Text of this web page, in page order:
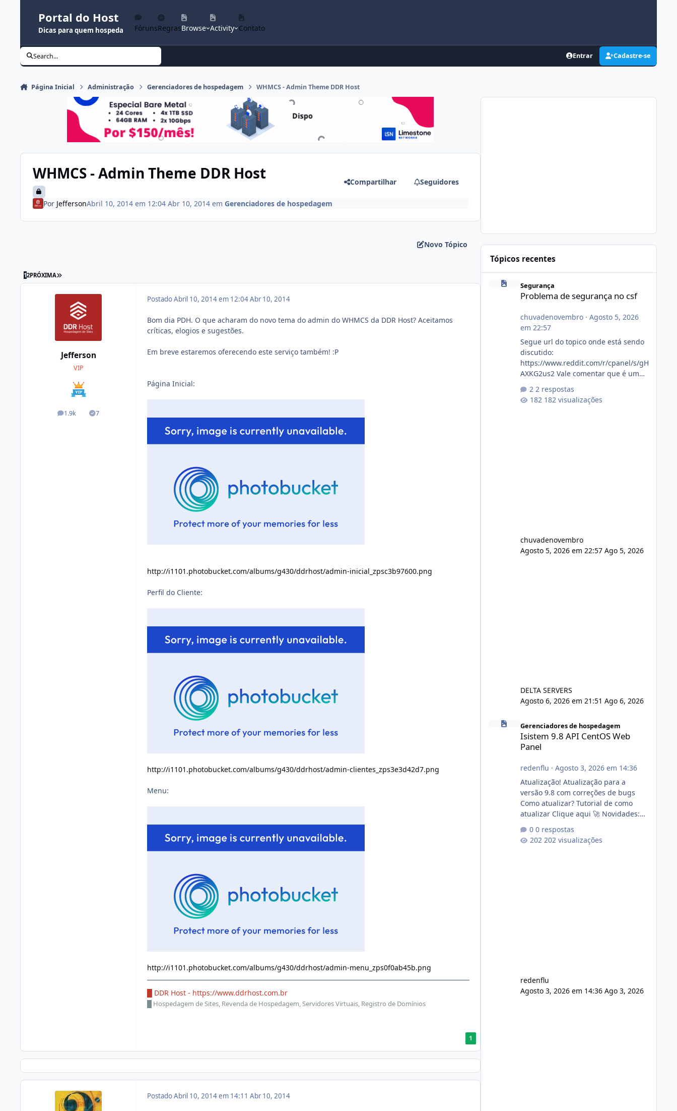
Portal do Host
Dicas para quem hospeda FórunsRegrasBrowse Activity Contato
Search... Entrar Cadastre-se
Página Inicial Administração Gerenciadores de hospedagem WHMCS - Admin Theme DDR Host
WHMCS - Admin Theme DDR Host Compartilhar Seguidores
Por JeffersonAbril 10, 2014 em 12:04 Abr 10, 2014em Gerenciadores de hospedagem
Novo Tópico
12PRÓXIMA
Jefferson
VIP
1.9k
posts 7
Soluções
PostadoAbril 10, 2014 em 12:04Abr 10, 2014
Bom dia PDH. O que acharam do novo tema do admin do WHMCS da DDR Host? Aceitamos
críticas, elogios e sugestões.
Em breve estaremos oferecendo este serviço também! :P
Página Inicial:
http://i1101.photobucket.com/albums/g430/ddrhost/admin-inicial_zpsc3b97600.png
Perfil do Cliente:
http://i1101.photobucket.com/albums/g430/ddrhost/admin-clientes_zps3e3d42d7.png
Menu:
http://i1101.photobucket.com/albums/g430/ddrhost/admin-menu_zps0f0ab45b.png
█ DDR Host - https://www.ddrhost.com.br
Hospedagem de Sites, Revenda de Hospedagem, Servidores Virtuais, Registro de Domínios
1
PostadoAbril 10, 2014 em 14:11 Abr 10, 2014
Tópicos recentes
Problema de segurança no csf
Segurança
Problema de segurança no csf
chuvadenovembro· Agosto 5, 2026
em 22:57
Segue url do topico onde está sendo
discutido:
https://www.reddit.com/r/cpanel/s/gH
AXKG2us2 Vale comentar que é um
pegada no da.
2 respostas
182 visualizações
chuvadenovembro
Agosto 5, 2026 em 22:57 Ago 5, 2026
DELTA SERVERS
Agosto 6, 2026 em 21:51 Ago 6, 2026
Isistem 9.8 API CentOS Web Panel
Gerenciadores de hospedagem
Isistem 9.8 API CentOS Web
Panel
redenflu · Agosto 3, 2026 em 14:36
Atualização! Atualização para a
versão 9.8 com correções de bugs
Como atualizar? Tutorial de como
atualizar Clique aqui 🚀 Novidades:
publico para consulta de sub.dominio
autorizado a usasr o isistem:
0 respostas
202 visualizações
redenflu
Agosto 3, 2026 em 14:36 Ago 3, 2026